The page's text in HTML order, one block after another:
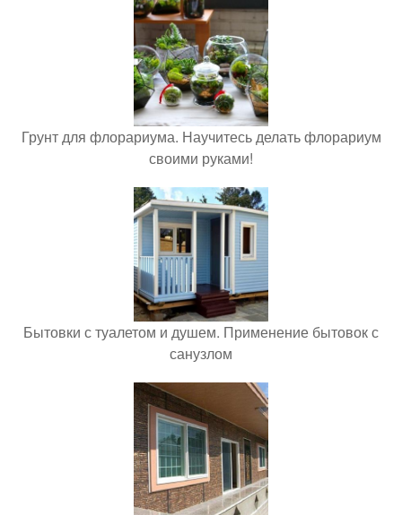
Грунт для флорариума. Научитесь делать флорариум
своими руками!
Бытовки с туалетом и душем. Применение бытовок с
санузлом